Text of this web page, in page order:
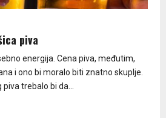
piva
energija. Cena piva, međutim,
i ono bi moralo biti znatno skuplje.
trebalo bi da...